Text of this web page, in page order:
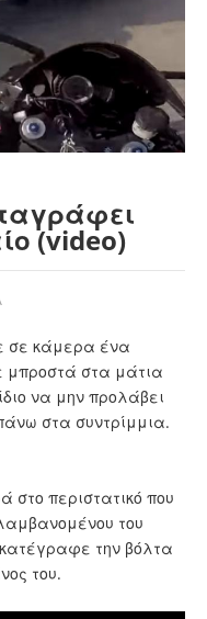
(video)
σε κάμερα ένα
μπροστά στα μάτια
να μην προλάβει
στα συντρίμμια.
στο περιστατικό που
του
κατέγραφε την βόλτα
του.